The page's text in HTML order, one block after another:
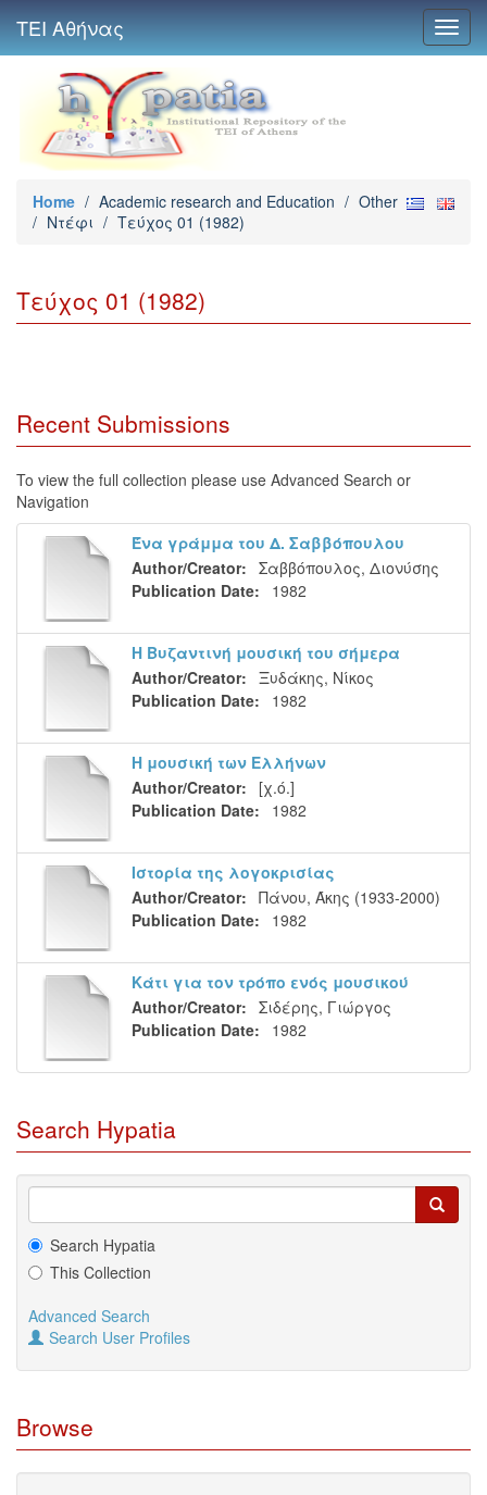
ΤΕΙ Αθήνας
Home / Academic research and Education / Other
/ Ντέφι / Τεύχος 01 (1982)
Τεύχος 01 (1982)
Recent Submissions
To view the full collection please use Advanced Search or
Navigation
Ένα γράμμα του Δ. Σαββόπουλου
Author/Creator: Σαββόπουλος, Διονύσης
Publication Date:
1982
Η Βυζαντινή μουσική του σήμερα
Author/Creator: Ξυδάκης, Νίκος
Publication Date:
1982
Η μουσική των Ελλήνων
Author/Creator:
[χ.ό.]
Publication Date:
1982
Ιστορία της λογοκρισίας
Author/Creator: Πάνου, Άκης (1933-2000)
Publication Date:
1982
Κάτι για τον τρόπο ενός μουσικού
Author/Creator: Σιδέρης, Γιώργος
Publication Date:
1982
Search Hypatia
Search Hypatia
This Collection
Advanced Search
Search User Profiles
Browse